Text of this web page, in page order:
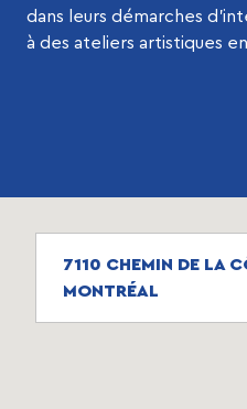
dans leurs démarches
à des ateliers artistiques
7110 CHEMIN DE LA
MONTRÉAL